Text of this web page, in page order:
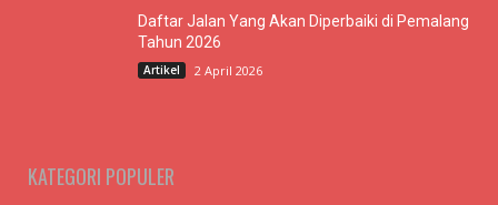
Daftar Jalan Yang Akan Diperbaiki di Pemalang
Tahun 2026
Artikel 2 April 2026
KATEGORI POPULER